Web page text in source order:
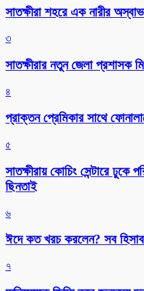
সাতক্ষীরা শহরে এক নারীর
৩
সাতক্ষীরার নতুন জেলা প্রশাসক
৪
প্রাক্তন প্রেমিকার সাথে
৫
সাতক্ষীরায় কোচিং সেন্টারে ঢুকে
ছিনতাই
৬
ঈদে কত খরচ করলেন? সব
৭